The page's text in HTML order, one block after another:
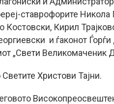
ставрофорите
Костовски, Кирил
и ѓаконот
„Свети Великомаченик
Христови Тајни.